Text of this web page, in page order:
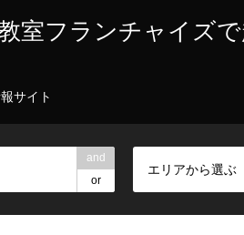
室フランチャイズ
サイト
and
or
エリアから選ぶ